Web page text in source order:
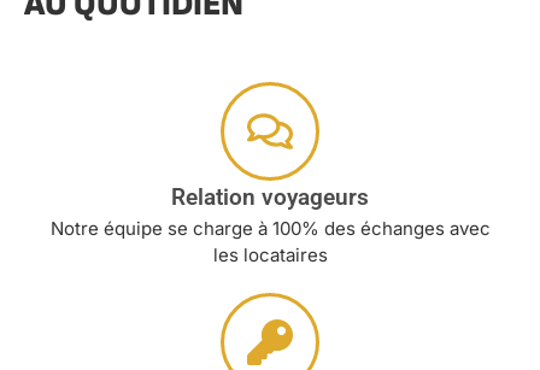
Relation voyageurs
Notre équipe se charge à 100% des échanges avec
les locataires